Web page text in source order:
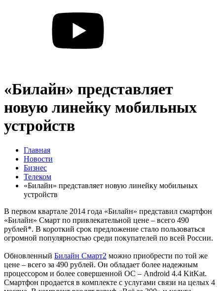
«Билайн» представляет
новую линейку мобильных
устройств
Главная
Новости
Бизнес
Телеком
«Билайн» представляет новую линейку мобильных
устройств
В первом квартале 2014 года «Билайн» представил смартфон
«Билайн» Смарт по привлекательной цене – всего 490
рублей*. В короткий срок предложение стало пользоваться
огромной популярностью среди покупателей по всей России.
Обновленный Билайн Смарт2 можно приобрести по той же
цене – всего за 490 рублей. Он обладает более надежным
процессором и более совершенной ОС – Android 4.4 KitKat.
Смартфон продается в комплекте с услугами связи на целых 4